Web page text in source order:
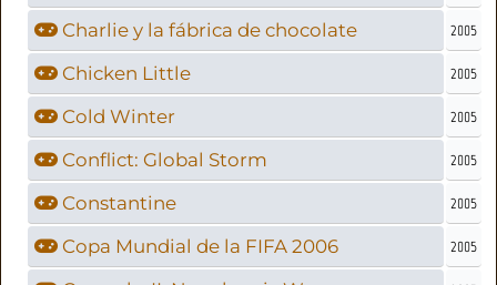
Charlie y la fábrica de chocolate 2005
Chicken Little 2005
Cold Winter 2005
Conflict: Global Storm 2005
Constantine 2005
Copa Mundial de la FIFA 2006 2005